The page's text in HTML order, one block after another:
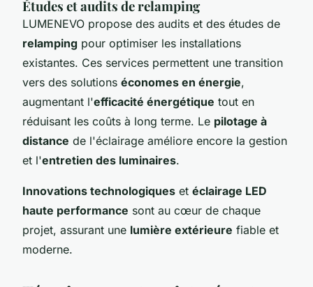
Études et audits de relamping
LUMENEVO propose des audits et des études de
relamping pour optimiser les installations
existantes. Ces services permettent une transition
vers des solutions économes en énergie,
augmentant l'efficacité énergétique tout en
réduisant les coûts à long terme. Le pilotage à
distance de l'éclairage améliore encore la gestion
et l'entretien des luminaires.
Innovations technologiques et éclairage LED
haute performance sont au cœur de chaque
projet, assurant une lumière extérieure fiable et
moderne.